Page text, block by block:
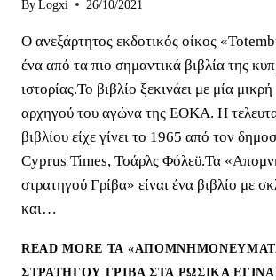
By Logxi 26/10/2021
Ο ανεξάρτητος εκδοτικός οίκος
ένα από τα πιο σημαντικά βιβλία της
ιστορίας.Το βιβλίο ξεκινάει με μία
αρχηγού του αγώνα της ΕΟΚΑ. Η
βιβλίου είχε γίνει το 1965 από τον
Cyprus Times, Τσάρλς Φόλεϋ.Τα
στρατηγού Γρίβα» είναι ένα βιβλίο με
και…
READ MORE ΤΑ
ΣΤΡΑΤΗΓΟΎ ΓΡΊΒΑ ΣΤΑ ΡΏΣΙΚΑ